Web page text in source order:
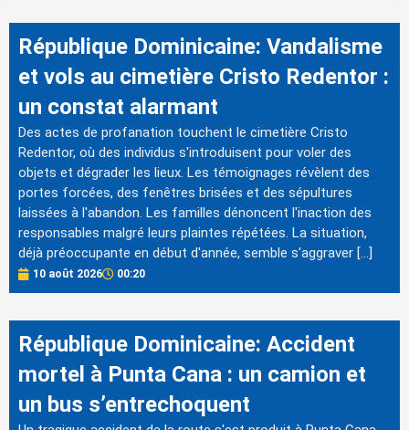
République Dominicaine: Vandalisme
et vols au cimetière Cristo Redentor :
un constat alarmant
Des actes de profanation touchent le cimetière Cristo
Redentor, où des individus s'introduisent pour voler des
objets et dégrader les lieux. Les témoignages révèlent des
portes forcées, des fenêtres brisées et des sépultures
laissées à l'abandon. Les familles dénoncent l'inaction des
responsables malgré leurs plaintes répétées. La situation,
déjà préoccupante en début d'année, semble s'aggraver […]
10 août 2026 00:20
République Dominicaine: Accident
mortel à Punta Cana : un camion et
un bus s’entrechoquent